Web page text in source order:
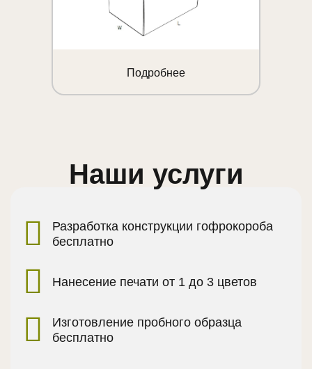
Подробнее
Наши услуги
Разработка конструкции гофрокороба
бесплатно
Нанесение печати от 1 до 3 цветов
Изготовление пробного образца
бесплатно